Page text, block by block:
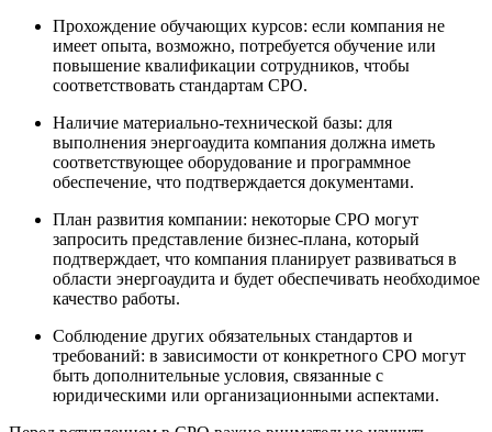
Прохождение обучающих курсов: если компания не
имеет опыта, возможно, потребуется обучение или
повышение квалификации сотрудников, чтобы
соответствовать стандартам СРО.
Наличие материально-технической базы: для
выполнения энергоаудита компания должна иметь
соответствующее оборудование и программное
обеспечение, что подтверждается документами.
План развития компании: некоторые СРО могут
запросить представление бизнес-плана, который
подтверждает, что компания планирует развиваться в
области энергоаудита и будет обеспечивать необходимое
качество работы.
Соблюдение других обязательных стандартов и
требований: в зависимости от конкретного СРО могут
быть дополнительные условия, связанные с
юридическими или организационными аспектами.